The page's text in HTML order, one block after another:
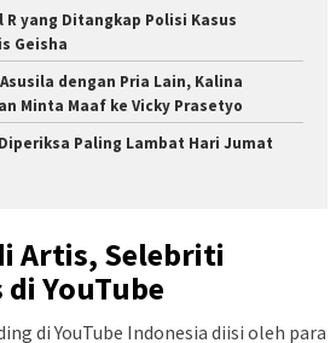
yang Ditangkap Polisi Kasus
Geisha
dengan Pria Lain, Kalina
Minta Maaf ke Vicky Prasetyo
Paling Lambat Hari Jumat
Artis, Selebriti
YouTube
di YouTube Indonesia diisi oleh para